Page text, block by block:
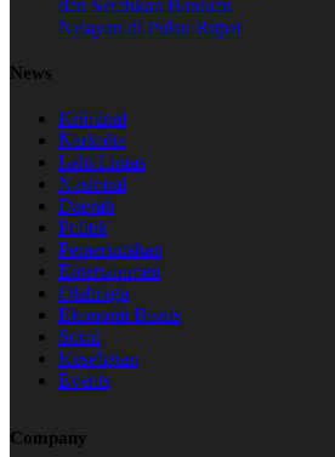
dan Serahkan Bantuan
Nelayan di Pulau Rupat
News
Kriminal
Narkoba
Lalu Lintas
Nasional
Daerah
Politik
Pemerintahan
Entertainmen
Olahraga
Ekonomi Bisnis
Sorot
Kesehatan
Events
Company